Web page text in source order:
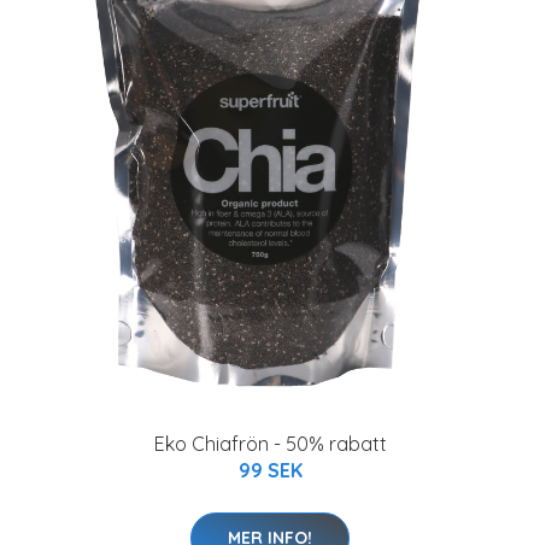
Eko Chiafrön - 50% rabatt
99 SEK
MER INFO!